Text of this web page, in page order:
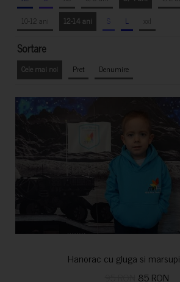
10-12 ani
12-14 ani S L xxl
Sortare
Cele mai noi Pret Denumire
Hanorac cu gluga si
85 RON